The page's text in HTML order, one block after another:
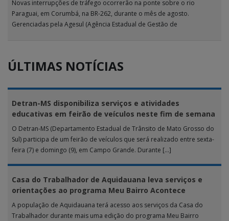
Novas interrupções de tráfego ocorrerão na ponte sobre o rio
Paraguai, em Corumbá, na BR-262, durante o mês de agosto.
Gerenciadas pela Agesul (Agência Estadual de Gestão de
ÚLTIMAS NOTÍCIAS
Detran-MS disponibiliza serviços e atividades
educativas em feirão de veículos neste fim de semana
O Detran-MS (Departamento Estadual de Trânsito de Mato Grosso do
Sul) participa de um feirão de veículos que será realizado entre sexta-
feira (7) e domingo (9), em Campo Grande. Durante […]
Casa do Trabalhador de Aquidauana leva serviços e
orientações ao programa Meu Bairro Acontece
A população de Aquidauana terá acesso aos serviços da Casa do
Trabalhador durante mais uma edição do programa Meu Bairro